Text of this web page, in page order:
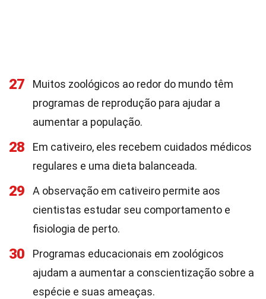
27
Muitos zoológicos ao redor do mundo têm
programas de reprodução para ajudar a
aumentar a população.
28
Em cativeiro, eles recebem cuidados médicos
regulares e uma dieta balanceada.
29
A observação em cativeiro permite aos
cientistas estudar seu comportamento e
fisiologia de perto.
30
Programas educacionais em zoológicos
ajudam a aumentar a conscientização sobre a
espécie e suas ameaças.